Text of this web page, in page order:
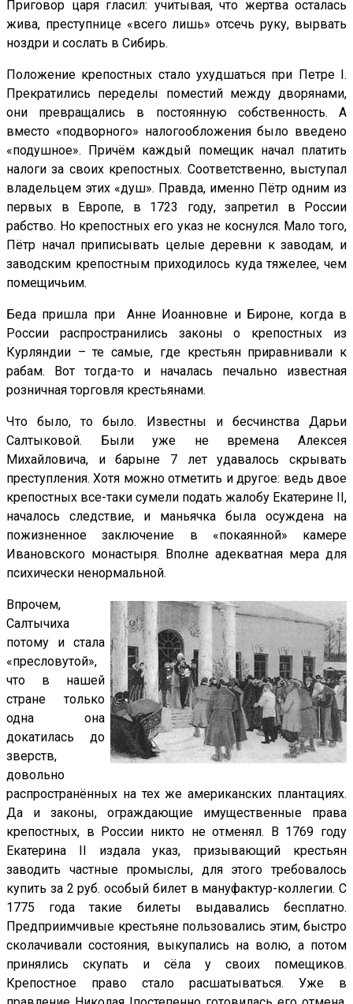
Приговор царя гласил: учитывая, что жертва осталась
жива, преступнице «всего лишь» отсечь руку, вырвать
ноздри и сослать в Сибирь.
Положение крепостных стало ухудшаться при Петре
.
Прекратились переделы поместий между дворянами,
они превращались в постоянную собственность. А
вместо «подворного» налогообложения было введено
«подушное». Причём каждый помещик начал платить
налоги за своих крепостных. Соответственно, выступал
владельцем этих «душ». Правда, именно Пётр одним из
первых в Европе, в 1723 году, запретил в России
рабство. Но крепостных его указ не коснулся. Мало того,
Пётр начал приписывать целые деревни к заводам, и
заводским крепостным приходилось куда тяжелее, чем
помещичьим.
Беда пришла при Анне Иоанновне и Бироне, когда в
России распространились законы о крепостных из
Курляндии – те самые, где крестьян приравнивали к
рабам. Вот тогда-то и началась печально известная
розничная торговля крестьянами.
Что было, то было. Известны и бесчинства Дарьи
Салтыковой. Были уже не времена Алексея
Михайловича, и барыне 7 лет удавалось скрывать
преступления. Хотя можно отметить и другое: ведь двое
крепостных все-таки сумели подать жалобу Екатерине
,
началось следствие, и маньячка была осуждена на
пожизненное заключение в «покаянной» камере
Ивановского монастыря. Вполне адекватная мера для
психически ненормальной.
Впрочем,
Салтычиха
потому и стала
«пресловутой»,
что в нашей
стране только
одна она
докатилась до
зверств,
довольно
распространённых на тех же американских плантациях.
Да и законы, ограждающие имущественные права
крепостных, в России никто не отменял. В 1769 году
Екатерина
издала указ, призывающий крестьян
заводить частные промыслы, для этого требовалось
купить за 2 руб. особый билет в мануфактур-коллегии. С
1775 года такие билеты выдавались бесплатно.
Предприимчивые крестьяне пользовались этим, быстро
сколачивали состояния, выкупались на волю, а потом
принялись скупать и сёла у своих помещиков.
Крепостное право стало расшатываться. Уже в